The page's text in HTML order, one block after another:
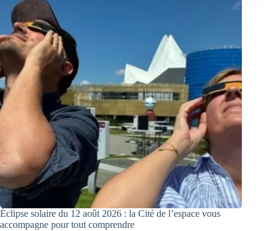
Éclipse solaire du 12 août 2026 : la Cité de l’espace vous
accompagne pour tout comprendre